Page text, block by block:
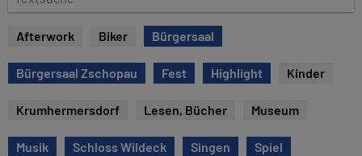
e
s
u
e
Afterwork Biker Bürgersaal
Bürgersaal Zschopau Fest Highlight Kinder
Krumhermersdorf Lesen, Bücher Museum
Musik Schloss Wildeck Singen Spiel